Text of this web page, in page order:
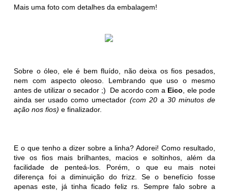
Mais uma foto com detalhes da embalagem!
Sobre o óleo, ele é bem fluído, não deixa os fios pesados,
nem com aspecto oleoso. Lembrando que uso o mesmo
antes de utilizar o secador ;) De acordo com a Eico , ele pode
ainda ser usado como umectador (com 20 a 30 minutos de
ação nos fios) e finalizador.
E o que tenho a dizer sobre a linha? Adorei! Como resultado,
tive os fios mais brilhantes, macios e soltinhos, além da
facilidade de penteá-los. Porém, o que eu mais notei
diferença foi a diminuição do frizz. Se o benefício fosse
apenas este, já tinha ficado feliz rs. Sempre falo sobre a